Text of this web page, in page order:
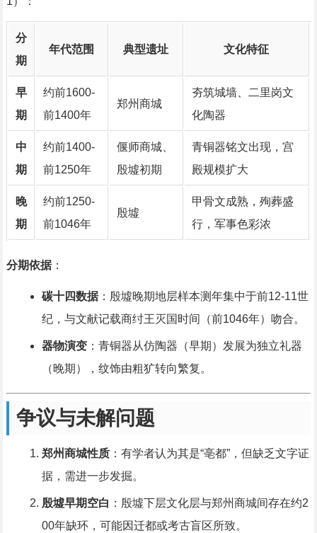
分
期
年代范围 典型遗址 文化特征
早
期
约前1600-
前1400年
郑州商城
夯筑城墙、二里岗文
化陶器
中
期
约前1400-
前1250年
偃师商城、
殷墟初期
青铜器铭文出现，宫
殿规模扩大
晚
期
约前1250-
前1046年
殷墟
甲骨文成熟，殉葬盛
行，军事色彩浓
分期依据：
碳十四数据：殷墟晚期地层样本测年集中于前12-11世
纪，与文献记载商纣王灭国时间（前1046年）吻合。
器物演变：青铜器从仿陶器（早期）发展为独立礼器
（晚期），纹饰由粗犷转向繁复。
争议与未解问题
郑州商城性质：有学者认为其是“亳都”，但缺乏文字证
据，需进一步发掘。
殷墟早期空白 ：殷墟下层文化层与郑州商城间存在约2
00年缺环，可能因迁都或考古盲区所致。